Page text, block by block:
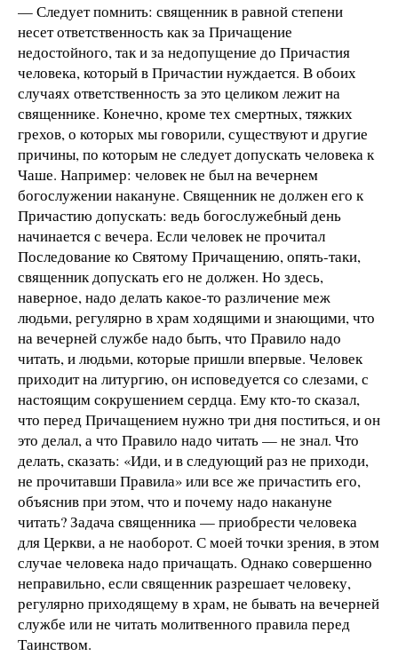
— Следует помнить: священник в равной степени
несет ответственность как за Причащение
недостойного, так и за недопущение до Причастия
человека, который в Причастии нуждается. В обоих
случаях ответственность за это целиком лежит на
священнике. Конечно, кроме тех смертных, тяжких
грехов, о которых мы говорили, существуют и другие
причины, по которым не следует допускать человека к
Чаше. Например: человек не был на вечернем
богослужении накануне. Священник не должен его к
Причастию допускать: ведь богослужебный день
начинается с вечера. Если человек не прочитал
Последование ко Святому Причащению, опять-таки,
священник допускать его не должен. Но здесь,
наверное, надо делать какое-то различение меж
людьми, регулярно в храм ходящими и знающими, что
на вечерней службе надо быть, что Правило надо
читать, и людьми, которые пришли впервые. Человек
приходит на литургию, он исповедуется со слезами, с
настоящим сокрушением сердца. Ему кто-то сказал,
что перед Причащением нужно три дня поститься, и он
это делал, а что Правило надо читать — не знал. Что
делать, сказать: «Иди, и в следующий раз не приходи,
не прочитавши Правила» или все же причастить его,
объяснив при этом, что и почему надо накануне
читать? Задача священника — приобрести человека
для Церкви, а не наоборот. С моей точки зрения, в этом
случае человека надо причащать. Однако совершенно
неправильно, если священник разрешает человеку,
регулярно приходящему в храм, не бывать на вечерней
службе или не читать молитвенного правила перед
Таинством.